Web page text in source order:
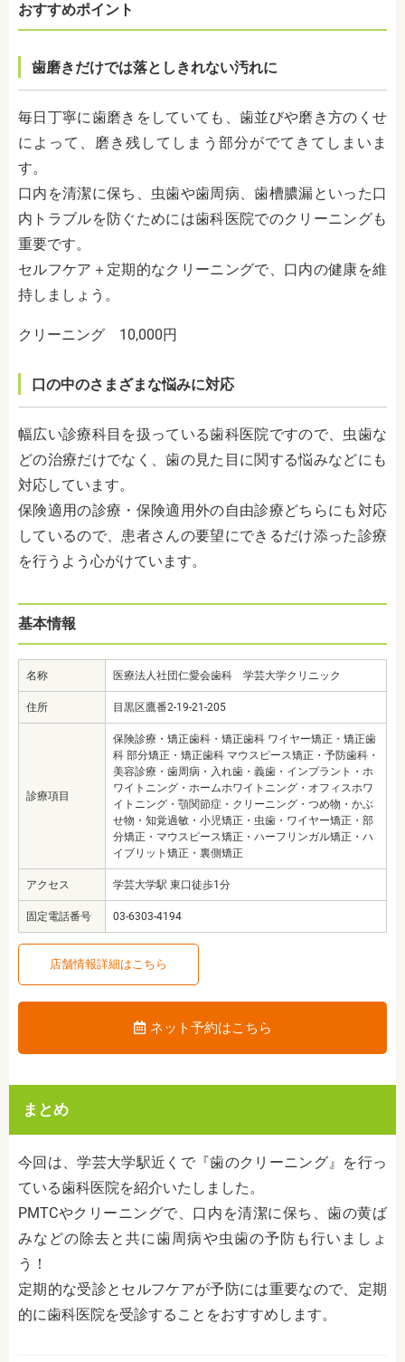
おすすめポイント
歯磨きだけでは落としきれない汚れに
毎日丁寧に歯磨きをしていても、歯並びや磨き方のくせ
によって、磨き残してしまう部分がでてきてしまいま
す。
口内を清潔に保ち、虫歯や歯周病、歯槽膿漏といった口
内トラブルを防ぐためには歯科医院でのクリーニングも
重要です。
セルフケア＋定期的なクリーニングで、口内の健康を維
持しましょう。
クリーニング 10,000円
口の中のさまざまな悩みに対応
幅広い診療科目を扱っている歯科医院ですので、虫歯な
どの治療だけでなく、歯の見た目に関する悩みなどにも
対応しています。
保険適用の診療・保険適用外の自由診療どちらにも対応
しているので、患者さんの要望にできるだけ添った診療
を行うよう心がけています。
基本情報
名称 医療法人社団仁愛会歯科 学芸大学クリニック
住所 目黒区鷹番2-19-21-205
診療項目
保険診療・矯正歯科・矯正歯科 ワイヤー矯正・矯正歯
科 部分矯正・矯正歯科 マウスピース矯正・予防歯科・
美容診療・歯周病・入れ歯・義歯・インプラント・ホ
ワイトニング・ホームホワイトニング・オフィスホワ
イトニング・顎関節症・クリーニング・つめ物・かぶ
せ物・知覚過敏・小児矯正・虫歯・ワイヤー矯正・部
分矯正・マウスピース矯正・ハーフリンガル矯正・ハ
イブリット矯正・裏側矯正
アクセス 学芸大学駅 東口徒歩1分
固定電話番号 03-6303-4194
店舗情報詳細はこちら
ネット予約はこちら
まとめ
今回は、学芸大学駅近くで『歯のクリーニング』を行っ
ている歯科医院を紹介いたしました。
PMTCやクリーニングで、口内を清潔に保ち、歯の黄ば
みなどの除去と共に歯周病や虫歯の予防も行いましょ
う！
定期的な受診とセルフケアが予防には重要なので、定期
的に歯科医院を受診することをおすすめします。